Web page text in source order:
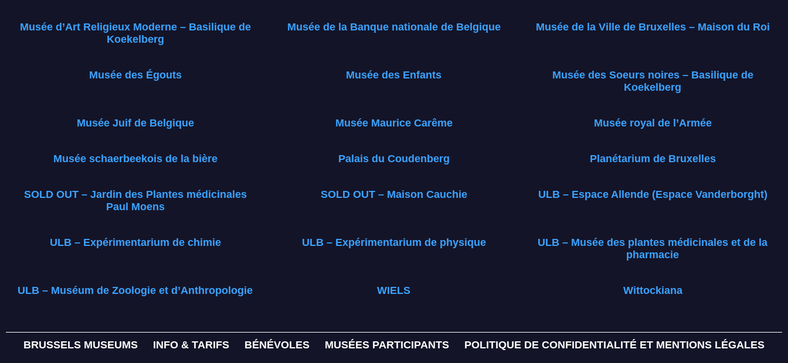
Musée d’Art Religieux Moderne – Basilique de
Koekelberg
Musée de la Banque nationale de Belgique Musée de la Ville de Bruxelles – Maison du Roi
Musée des Égouts Musée des Enfants
Musée des Soeurs noires – Basilique de
Koekelberg
Musée Juif de Belgique Musée Maurice Carême Musée royal de l’Armée
Musée schaerbeekois de la bière Palais du Coudenberg Planétarium de Bruxelles
SOLD OUT – Jardin des Plantes médicinales
Paul Moens
SOLD OUT – Maison Cauchie ULB – Espace Allende (Espace Vanderborght)
ULB – Expérimentarium de chimie ULB – Expérimentarium de physique
ULB – Musée des plantes médicinales et de la
pharmacie
ULB – Muséum de Zoologie et d’Anthropologie WIELS Wittockiana
BRUSSELS MUSEUMS INFO & TARIFS BÉNÉVOLES MUSÉES PARTICIPANTS POLITIQUE DE CONFIDENTIALITÉ ET MENTIONS LÉGALES